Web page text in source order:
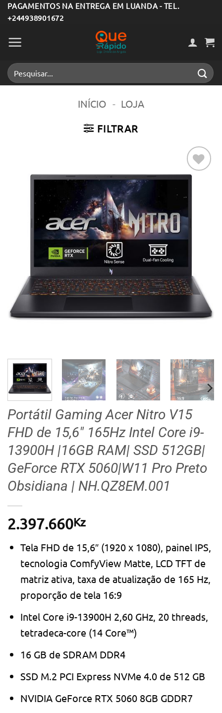
Skip
to
content
PAGAMENTOS NA ENTREGA EM LUANDA - TEL.
+244938901672
Pesquisar
por:
INÍCIO - LOJA
FILTRAR
aos meus
Portátil Gaming Acer Nitro V15
FHD de 15,6″ 165Hz Intel Core i9-
13900H |16GB RAM| SSD 512GB|
GeForce RTX 5060|W11 Pro Preto
Obsidiana | NH.QZ8EM.001
2.397.660Kz
Tela FHD de 15,6″ (1920 x 1080), painel IPS,
tecnologia ComfyView Matte, LCD TFT de
matriz ativa, taxa de atualização de 165 Hz,
proporção de tela 16:9
Intel Core i9-13900H 2,60 GHz, 20 threads,
tetradeca-core (14 Core™)
16 GB de SDRAM DDR4
SSD M.2 PCI Express NVMe 4.0 de 512 GB
NVIDIA GeForce RTX 5060 8GB GDDR7